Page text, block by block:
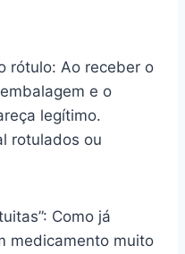
rótulo: Ao receber o
e o
legítimo.
rotulados ou
Como já
medicamento muito